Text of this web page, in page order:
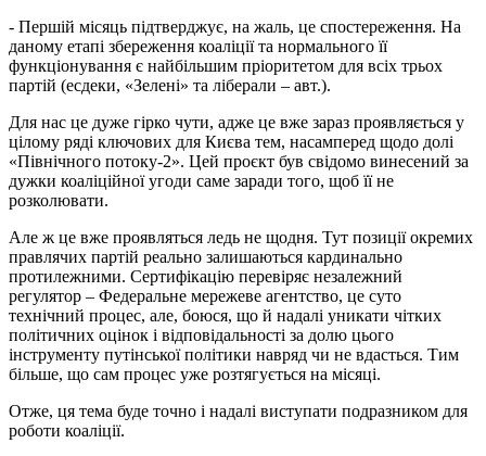
- Першій місяць підтверджує, на жаль, це спостереження. На
даному етапі збереження коаліції та нормального її
функціонування є найбільшим пріоритетом для всіх трьох
партій (есдеки, «Зелені» та ліберали – авт.).
Для нас це дуже гірко чути, адже це вже зараз проявляється у
цілому ряді ключових для Києва тем, насамперед щодо долі
«Північного потоку-2». Цей проєкт був свідомо винесений за
дужки коаліційної угоди саме заради того, щоб її не
розколювати.
Але ж це вже проявляться ледь не щодня. Тут позиції окремих
правлячих партій реально залишаються кардинально
протилежними. Сертифікацію перевіряє незалежний
регулятор – Федеральне мережеве агентство, це суто
технічний процес, але, боюся, що й надалі уникати чітких
політичних оцінок і відповідальності за долю цього
інструменту путінської політики навряд чи не вдасться. Тим
більше, що сам процес уже розтягується на місяці.
Отже, ця тема буде точно і надалі виступати подразником для
роботи коаліції.